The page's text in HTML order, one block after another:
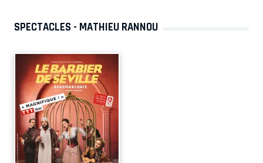
SPECTACLES - MATHIEU RANNOU